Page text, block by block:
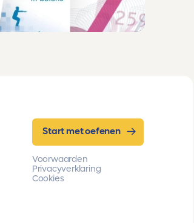
Start met oefenen
Voorwaarden
Privacyverklaring
Cookies